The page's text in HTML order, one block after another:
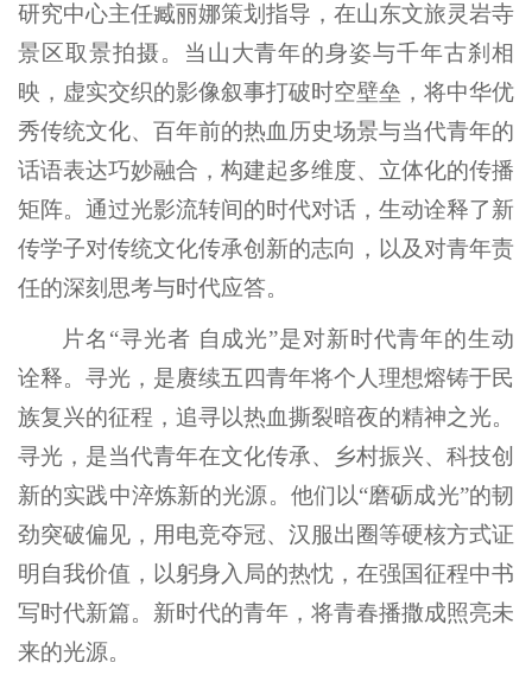
研究中心主任臧丽娜策划指导，在山东文旅灵岩寺
景区取景拍摄。当山大青年的身姿与千年古刹相
映，虚实交织的影像叙事打破时空壁垒，将中华优
秀传统文化、百年前的热血历史场景与当代青年的
话语表达巧妙融合，构建起多维度、立体化的传播
矩阵。通过光影流转间的时代对话，生动诠释了新
传学子对传统文化传承创新的志向，以及对青年责
任的深刻思考与时代应答。
片名“寻光者 自成光”是对新时代青年的生动
诠释。寻光，是赓续五四青年将个人理想熔铸于民
族复兴的征程，追寻以热血撕裂暗夜的精神之光。
寻光，是当代青年在文化传承、乡村振兴、科技创
新的实践中淬炼新的光源。他们以“磨砺成光”的韧
劲突破偏见，用电竞夺冠、汉服出圈等硬核方式证
明自我价值，以躬身入局的热忱，在强国征程中书
写时代新篇。新时代的青年，将青春播撒成照亮未
来的光源。